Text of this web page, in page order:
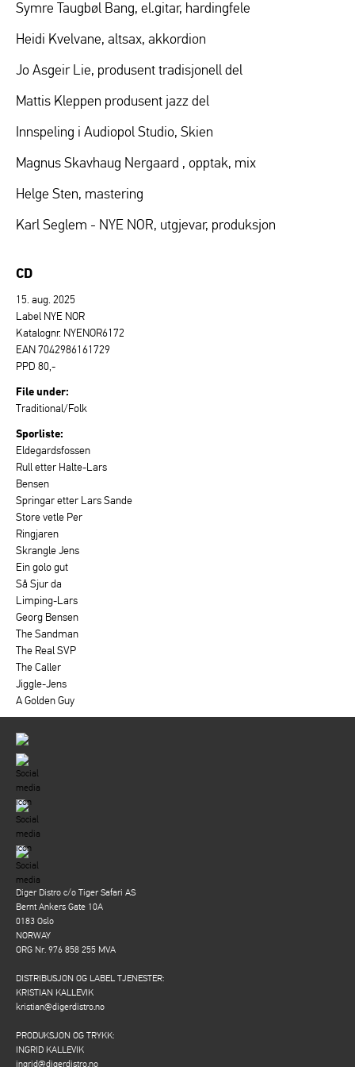
Symre Taugbøl Bang, el.gitar, hardingfele
Heidi Kvelvane, altsax, akkordion
Jo Asgeir Lie, produsent tradisjonell del
Mattis Kleppen produsent jazz del
Innspeling i Audiopol Studio, Skien
Magnus Skavhaug Nergaard , opptak, mix
Helge Sten, mastering
Karl Seglem - NYE NOR, utgjevar, produksjon
CD
15. aug. 2025
Label NYE NOR
Katalognr. NYENOR6172
EAN 7042986161729
PPD 80,-
File under:
Traditional/Folk
Sporliste:
Eldegardsfossen
Rull etter Halte-Lars
Bensen
Springar etter Lars Sande
Store vetle Per
Ringjaren
Skrangle Jens
Ein golo gut
Så Sjur da
Limping-Lars
Georg Bensen
The Sandman
The Real SVP
The Caller
Jiggle-Jens
A Golden Guy
Diger Distro c/o Tiger Safari AS
Bernt Ankers Gate 10A
0183 Oslo
NORWAY
ORG Nr. 976 858 255 MVA
DISTRIBUSJON OG LABEL TJENESTER:
KRISTIAN KALLEVIK
kristian@digerdistro.no
PRODUKSJON OG TRYKK:
INGRID KALLEVIK
ingrid@digerdistro.no